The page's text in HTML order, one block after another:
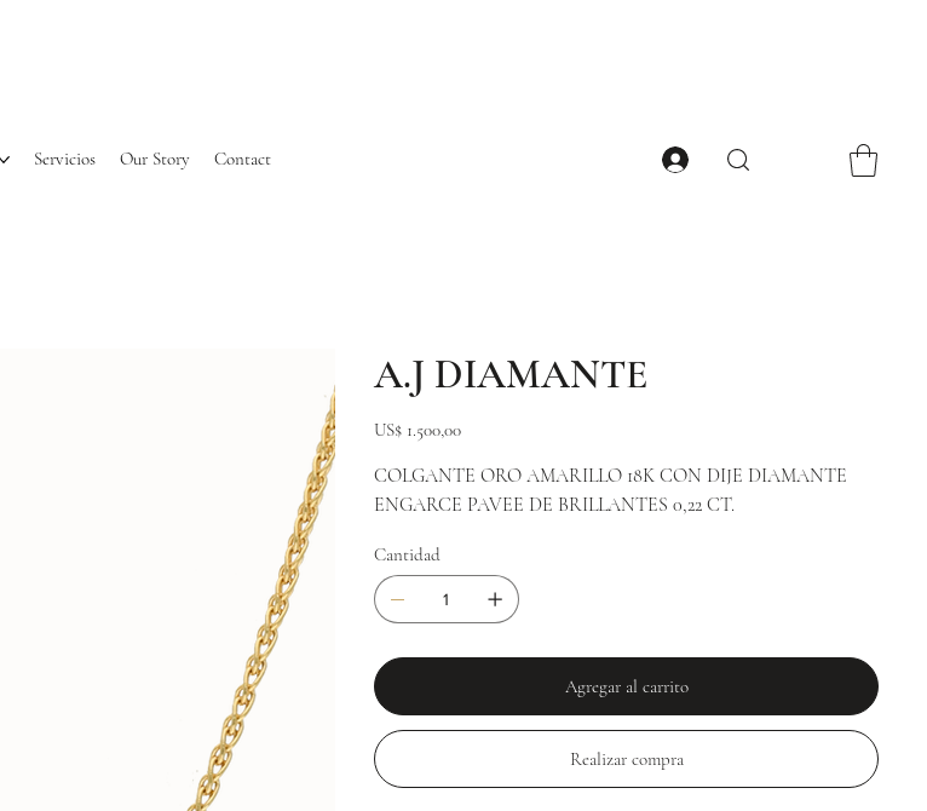
Servicios Our Story Contact
A.J DIAMANTE
US$ 1.500,00
COLGANTE ORO AMARILLO 18K CON DIJE DIAMANTE
ENGARCE PAVEE DE BRILLANTES 0,22 CT.
Cantidad
Agregar al carrito
Realizar compra